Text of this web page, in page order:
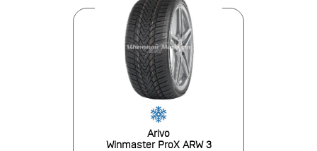
Arivo
Winmaster ProX ARW 3